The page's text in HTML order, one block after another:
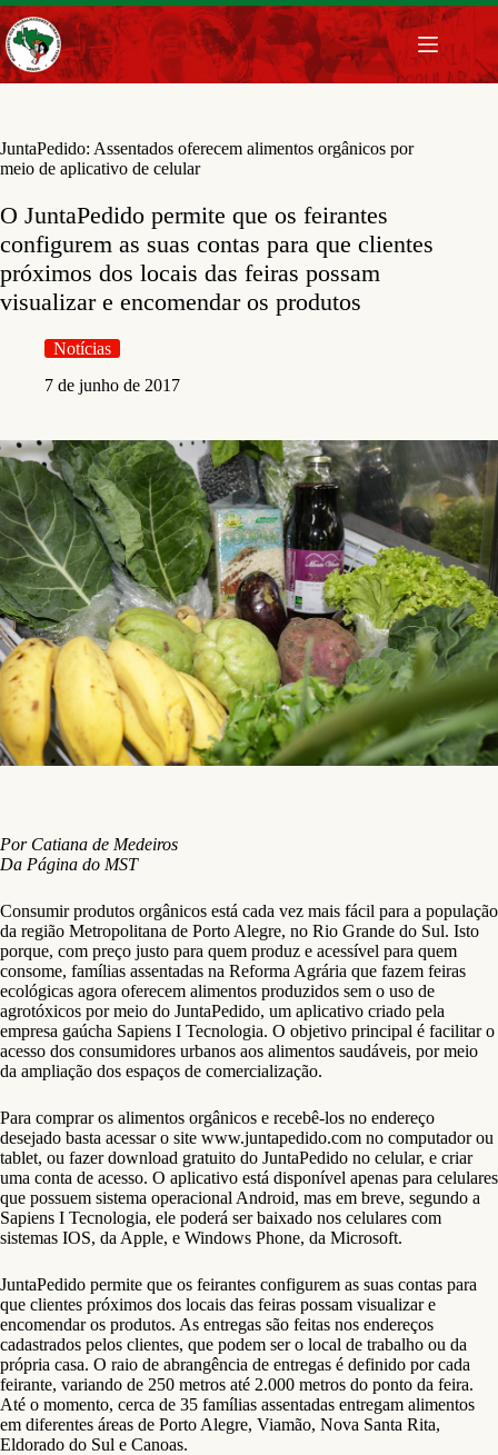
Pular
para
o
conteúdo
JuntaPedido: Assentados oferecem alimentos orgânicos por
meio de aplicativo de celular
O JuntaPedido permite que os feirantes
configurem as suas contas para que clientes
próximos dos locais das feiras possam
visualizar e encomendar os produtos
Notícias
7 de junho de 2017
Por Catiana de Medeiros
Da Página do MST
Consumir produtos orgânicos está cada vez mais fácil para a população
da região Metropolitana de Porto Alegre, no Rio Grande do Sul. Isto
porque, com preço justo para quem produz e acessível para quem
consome, famílias assentadas na Reforma Agrária que fazem feiras
ecológicas agora oferecem alimentos produzidos sem o uso de
agrotóxicos por meio do JuntaPedido, um aplicativo criado pela
empresa gaúcha Sapiens I Tecnologia. O objetivo principal é facilitar o
acesso dos consumidores urbanos aos alimentos saudáveis, por meio
da ampliação dos espaços de comercialização.
Para comprar os alimentos orgânicos e recebê-los no endereço
desejado basta acessar o site www.juntapedido.com no computador ou
tablet, ou fazer download gratuito do JuntaPedido no celular, e criar
uma conta de acesso. O aplicativo está disponível apenas para celulares
que possuem sistema operacional Android, mas em breve, segundo a
Sapiens I Tecnologia, ele poderá ser baixado nos celulares com
sistemas IOS, da Apple, e Windows Phone, da Microsoft.
JuntaPedido permite que os feirantes configurem as suas contas para
que clientes próximos dos locais das feiras possam visualizar e
encomendar os produtos. As entregas são feitas nos endereços
cadastrados pelos clientes, que podem ser o local de trabalho ou da
própria casa. O raio de abrangência de entregas é definido por cada
feirante, variando de 250 metros até 2.000 metros do ponto da feira.
Até o momento, cerca de 35 famílias assentadas entregam alimentos
em diferentes áreas de Porto Alegre, Viamão, Nova Santa Rita,
Eldorado do Sul e Canoas.